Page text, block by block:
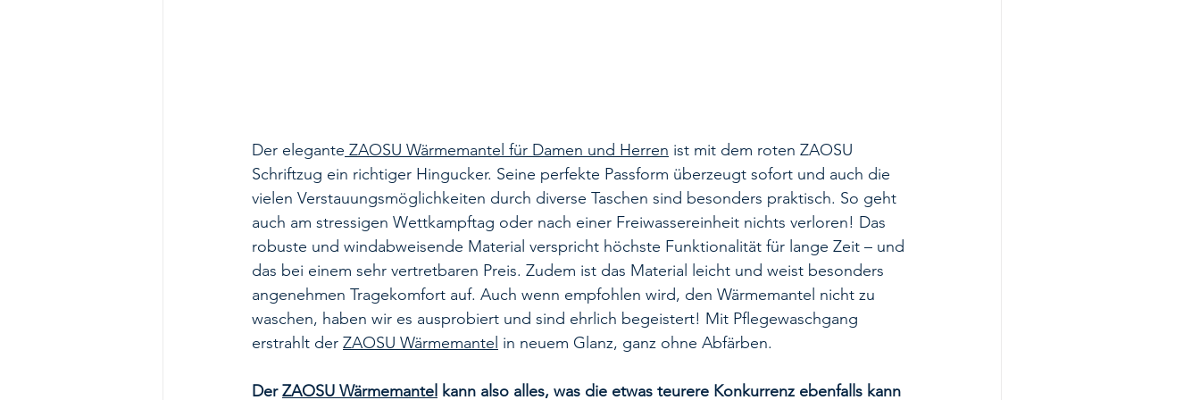
Der elegante ZAOSU Wärmemantel für Damen und Herren ist mit dem roten ZAOSU
Schriftzug ein richtiger Hingucker. Seine perfekte Passform überzeugt sofort und auch die
vielen Verstauungsmöglichkeiten durch diverse Taschen sind besonders praktisch. So geht
auch am stressigen Wettkampftag oder nach einer Freiwassereinheit nichts verloren! Das
robuste und windabweisende Material verspricht höchste Funktionalität für lange Zeit – und
das bei einem sehr vertretbaren Preis. Zudem ist das Material leicht und weist besonders
angenehmen Tragekomfort auf. Auch wenn empfohlen wird, den Wärmemantel nicht zu
waschen, haben wir es ausprobiert und sind ehrlich begeistert! Mit Pflegewaschgang
erstrahlt der ZAOSU Wärmemantel in neuem Glanz, ganz ohne Abfärben.
Der ZAOSU Wärmemantel kann also alles, was die etwas teurere Konkurrenz ebenfalls kann